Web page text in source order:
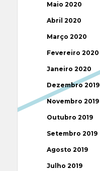
Maio 2020
Abril 2020
Março 2020
Fevereiro 2020
Janeiro 2020
Dezembro 2019
Novembro 2019
Outubro 2019
Setembro 2019
Agosto 2019
Julho 2019